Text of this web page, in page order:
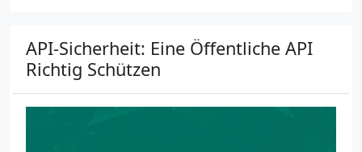
API-Sicherheit: Eine Öffentliche API
Richtig Schützen